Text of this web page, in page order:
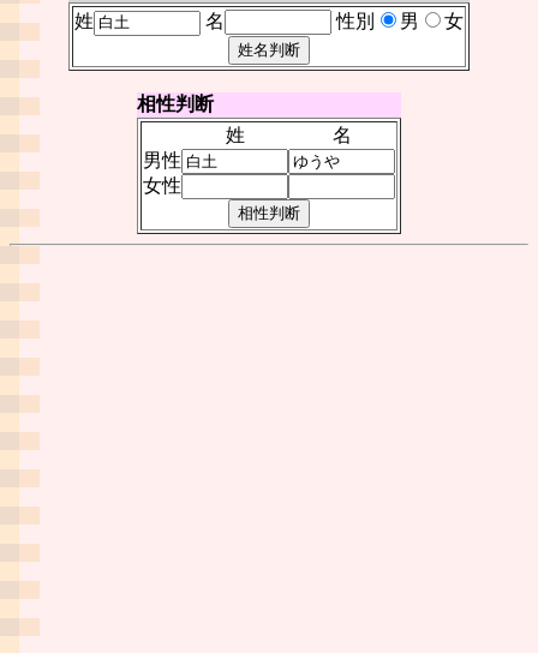
姓
名 性別 男 女
相性判断
姓
名
男性
女性